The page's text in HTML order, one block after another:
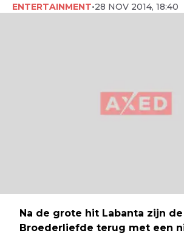
ENTERTAINMENT•28 NOV 2014, 18:40
Na de grote hit Labanta zijn
Broederliefde terug met een